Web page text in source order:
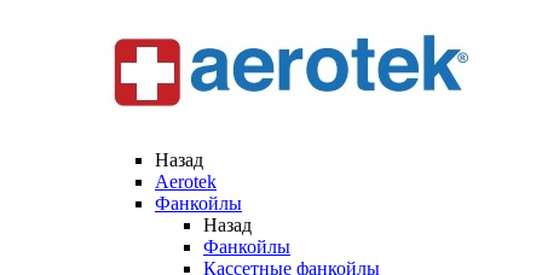
Назад
Aerotek
Фанкойлы
Назад
Фанкойлы
Кассетные фанкойлы